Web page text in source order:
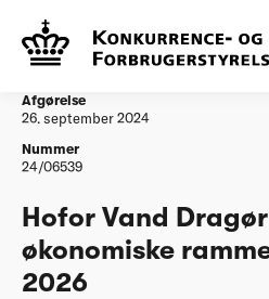
Vandtilsyn
rammer for
Afgørelse
26. september 2024
Nummer
24/06539
Hofor Vand
økonomiske
2026